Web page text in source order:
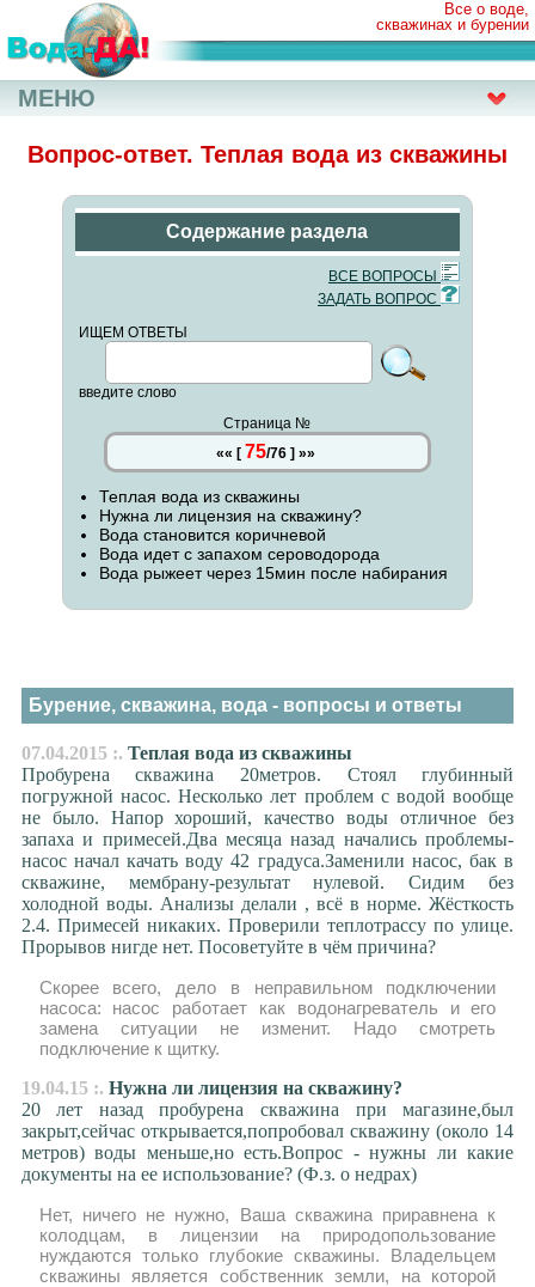
Все о воде,
скважинах и бурении
Вопрос-ответ. Теплая вода из скважины
Содержание раздела
ВСЕ ВОПРОСЫ
ЗАДАТЬ ВОПРОС
ИЩЕМ ОТВЕТЫ
введите слово
Страница №
«« [ 75/76] »»
Теплая вода из скважины
Нужна ли лицензия на скважину?
Вода становится коричневой
Вода идет с запахом сероводорода
Вода рыжеет через 15мин после набирания
Бурение, скважина, вода - вопросы и ответы
07.04.2015 :. Теплая вода из скважины
Пробурена скважина 20метров. Стоял глубинный
погружной насос. Несколько лет проблем с водой вообще
не было. Напор хороший, качество воды отличное без
запаха и примесей.Два месяца назад начались проблемы-
насос начал качать воду 42 градуса.Заменили насос, бак в
скважине, мембрану-результат нулевой. Сидим без
холодной воды. Анализы делали , всё в норме. Жёсткость
2.4. Примесей никаких. Проверили теплотрассу по улице.
Прорывов нигде нет. Посоветуйте в чём причина?
Скорее всего, дело в неправильном подключении
насоса: насос работает как водонагреватель и его
замена ситуации не изменит. Надо смотреть
подключение к щитку.
19.04.15 :. Нужна ли лицензия на скважину?
20 лет назад пробурена скважина при магазине,был
закрыт,сейчас открывается,попробовал скважину (около 14
метров) воды меньше,но есть.Вопрос - нужны ли какие
документы на ее использование? (Ф.з. о недрах)
Нет, ничего не нужно, Ваша скважина приравнена к
колодцам, в лицензии на природопользование
нуждаются только глубокие скважины. Владельцем
скважины является собственник земли, на которой
МЕНЮ